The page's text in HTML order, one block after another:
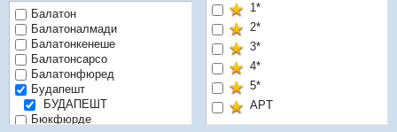
Балатон
Балатоналмади
Балатонкенеше
Балатонсарсо
Балатонфюред
Будапешт
БУДАПЕШТ
Бюкфюрде
1*
2*
3*
4*
5*
APT